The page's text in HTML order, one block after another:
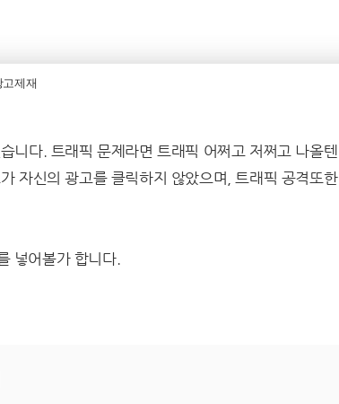
고제재
니다. 트래픽 문제라면 트래픽 어쩌고 저쩌고 나올텐
자신의 광고를 클릭하지 않았으며, 트래픽 공격또한
넣어볼가 합니다.